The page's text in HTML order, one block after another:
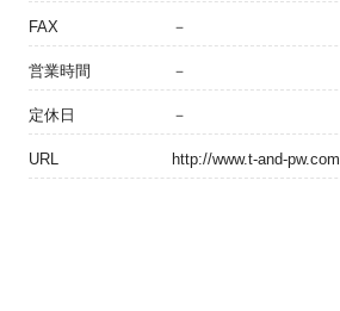
FAX －
営業時間 －
定休日 －
URL http://www.t-and-pw.com